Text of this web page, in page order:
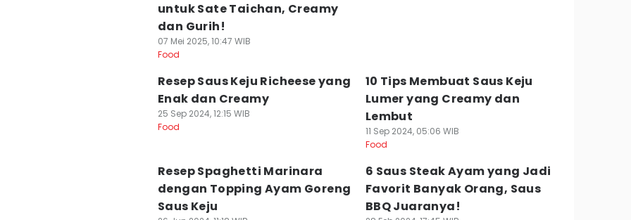
untuk Sate Taichan, Creamy
dan Gurih!
07 Mei 2025, 10:47 WIB
Food
Resep Saus Keju Richeese yang
Enak dan Creamy
25 Sep 2024, 12:15 WIB
Food
10 Tips Membuat Saus Keju
Lumer yang Creamy dan
Lembut
11 Sep 2024, 05:06 WIB
Food
Resep Spaghetti Marinara
dengan Topping Ayam Goreng
Saus Keju
6 Saus Steak Ayam yang Jadi
Favorit Banyak Orang, Saus
BBQ Juaranya!